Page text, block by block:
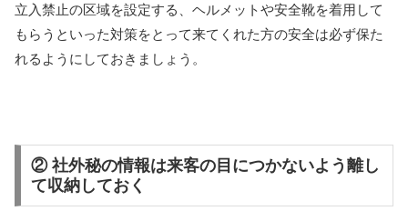
立入禁止の区域を設定する、ヘルメットや安全靴を着用して
もらうといった対策をとって来てくれた方の安全は必ず保た
れるようにしておきましょう。
② 社外秘の情報は来客の目につかないよう離し
て収納しておく